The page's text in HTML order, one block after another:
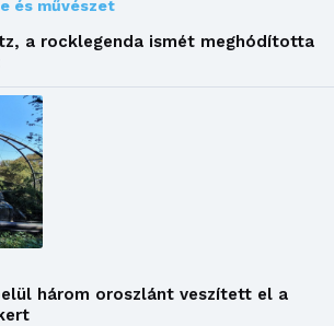
és művészet
a rocklegenda ismét meghódította
három oroszlánt veszített el a